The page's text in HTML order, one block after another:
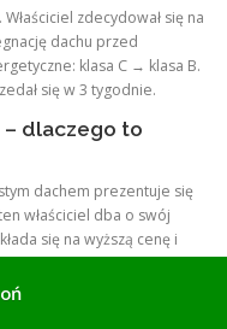
zdecydował się na
dachu przed
klasa C → klasa B.
się w 3 tygodnie.
dlaczego to
dachem prezentuje się
właściciel dba o swój
się na wyższą cenę i
na zadbany dom: